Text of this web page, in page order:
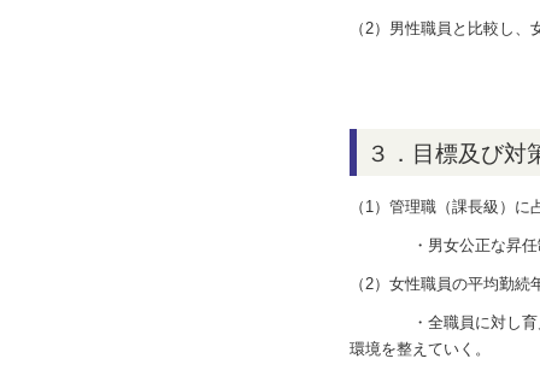
（2）男性職員と比較し、
３．目標及び対
（ 1）管理職（課長級）に
・男女公正な昇任制度
（2）女性職員の平均勤続
・全職員に対し育児短
環境を整えていく。